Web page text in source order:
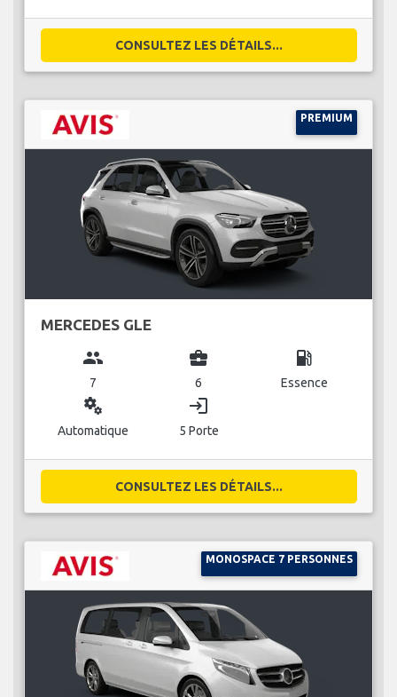
CONSULTEZ LES DÉTAILS...
PREMIUM
MERCEDES GLE
group
7
business_center
6
local_gas_station
Essence
miscellaneous_services
Automatique
login
5 Porte
CONSULTEZ LES DÉTAILS...
MONOSPACE 7 PERSONNES